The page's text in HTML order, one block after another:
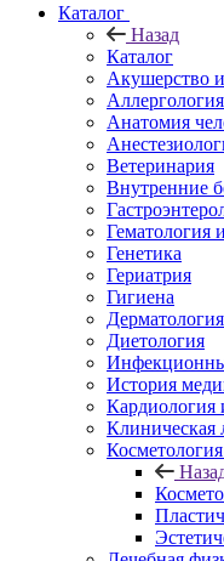
Каталог
Назад
Каталог
Акушерство
Анатомия
Ветеринария
Внутренние
Гематология
Генетика
Гериатрия
Гигиена
Диетология
История
Кардиология
Клиническая
Косметология